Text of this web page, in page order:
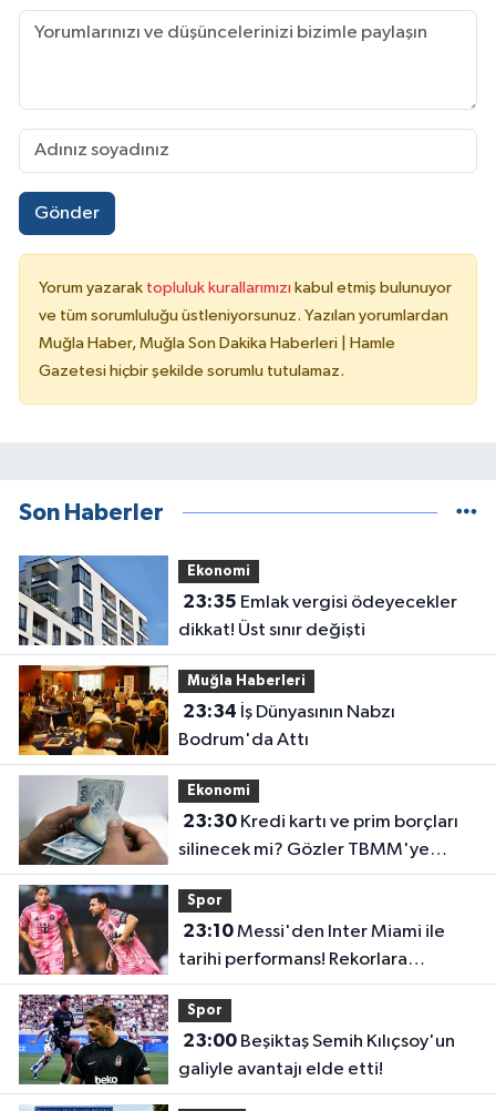
Gönder
Yorum yazarak topluluk kurallarımızı kabul etmiş bulunuyor
ve tüm sorumluluğu üstleniyorsunuz. Yazılan yorumlardan
Muğla Haber, Muğla Son Dakika Haberleri | Hamle
Gazetesi hiçbir şekilde sorumlu tutulamaz.
Son Haberler
Ekonomi
23:35
dikkat! Üst sınır değişti
Muğla Haberleri
23:34
Bodrum'da Attı
Ekonomi
23:30Kredi kartı ve prim borçları
silinecek mi? Gözler TBMM'ye
çevrildi
Spor
23:10Messi'den Inter Miami ile
tarihi performans! Rekorlara
doymuyor
Spor
23:00Beşiktaş Semih Kılıçsoy'un
galiyle avantajı elde etti!